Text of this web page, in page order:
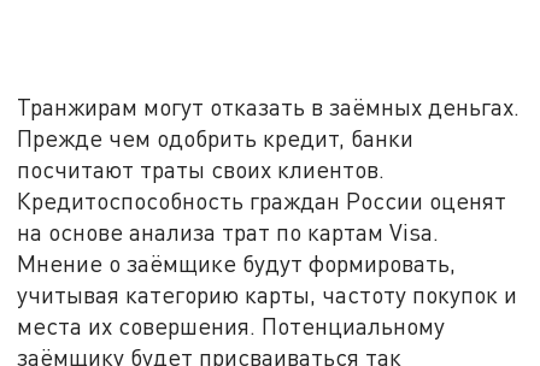
Транжирам могут отказать в заёмных деньгах.
Прежде чем одобрить кредит, банки
посчитают траты своих клиентов.
Кредитоспособность граждан России оценят
на основе анализа трат по картам Visa.
Мнение о заёмщике будут формировать,
учитывая категорию карты, частоту покупок и
места их совершения. Потенциальному
заёмщику будет присваиваться так